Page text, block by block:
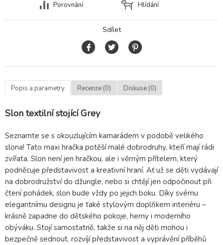
Porovnání
Hlídání
Sdílet
Popis a parametry Recenze (0) Diskuse (0)
Slon textilní stojící Grey
Seznamte se s okouzlujícím kamarádem v podobě velikého
slona! Tato maxi hračka potěší malé dobrodruhy, kteří mají rádi
zvířata. Slon není jen hračkou, ale i věrným přítelem, který
podněcuje představivost a kreativní hraní. Ať už se děti vydávají
na dobrodružství do džungle, nebo si chtějí jen odpočinout při
čtení pohádek, slon bude vždy po jejich boku. Díky svému
elegantnímu designu je také stylovým doplňkem interiéru –
krásně zapadne do dětského pokoje, herny i moderního
obýváku. Stojí samostatně, takže si na něj děti mohou i
bezpečně sednout. rozvíjí představivost a vyprávění příběhů